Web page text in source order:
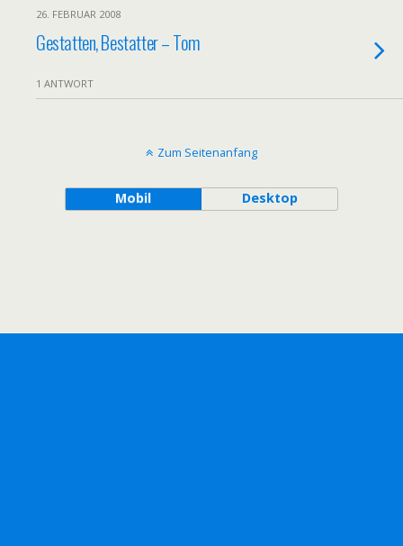
26. FEBRUAR 2008
Gestatten, Bestatter – Tom
1 ANTWORT
Zum Seitenanfang
Mobil Desktop